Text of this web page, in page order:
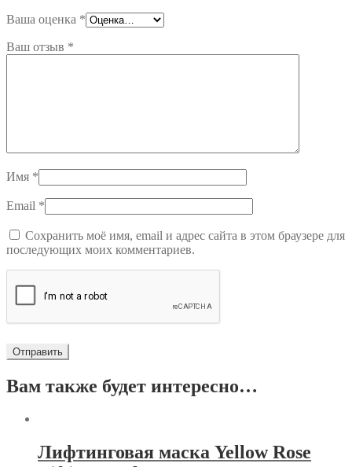
Ваша оценка *
Ваш отзыв *
Имя *
Email *
Сохранить моё имя, email и адрес сайта в этом браузере для
последующих моих комментариев.
Вам также будет интересно…
Лифтинговая маска Yellow Rose